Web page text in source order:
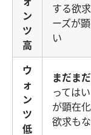
ン
ツ
高
する欲
ーズが
い
ウ
ォ
ン
ツ
低
まだま
っては
が顕在
欲求も